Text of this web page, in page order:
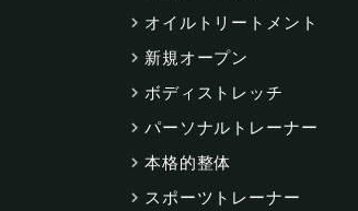
オイルトリートメント
新規オープン
ボディストレッチ
パーソナルトレーナー
本格的整体
スポーツトレーナー